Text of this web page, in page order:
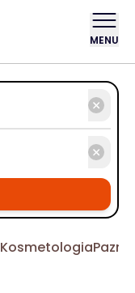
MENU
Kosmetologia